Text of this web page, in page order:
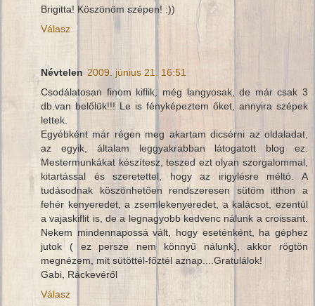
Brigitta! Köszönöm szépen! :))
Válasz
Névtelen 2009. június 21. 16:51
Csodálatosan finom kiflik, még langyosak, de már csak 3
db.van belőlük!!! Le is fényképeztem őket, annyira szépek
lettek.
Egyébként már régen meg akartam dicsérni az oldaladat,
az egyik, általam leggyakrabban látogatott blog ez.
Mestermunkákat készítesz, teszed ezt olyan szorgalommal,
kitartással és szeretettel, hogy az irigylésre méltó. A
tudásodnak köszönhetően rendszeresen sütöm itthon a
fehér kenyeredet, a zsemlekenyeredet, a kalácsot, ezentúl
a vajaskiflit is, de a legnagyobb kedvenc nálunk a croissant.
Nekem mindennapossá vált, hogy eseténként, ha géphez
jutok ( ez persze nem könnyű nálunk), akkor rögtön
megnézem, mit sütöttél-főztél aznap....Gratulálok!
Gabi, Ráckevéről
Válasz